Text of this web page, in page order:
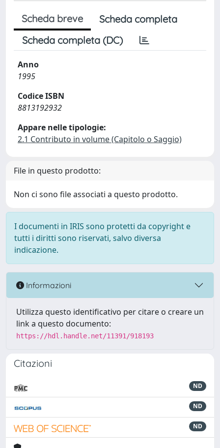
Scheda breve
Scheda completa
Scheda completa (DC)
Anno
1995
Codice ISBN
8813192932
Appare nelle tipologie:
2.1 Contributo in volume (Capitolo o Saggio)
File in questo prodotto:
Non ci sono file associati a questo prodotto.
I documenti in IRIS sono protetti da copyright e
tutti i diritti sono riservati, salvo diversa
indicazione.
Informazioni
Utilizza questo identificativo per citare o creare un
link a questo documento:
https://hdl.handle.net/11391/918193
Citazioni
ND
ND
ND